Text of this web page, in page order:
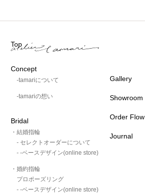
Top
Concept
-tamariについて
-tamariの想い
Bridal
・結婚指輪
- セレクトオーダーについて
- -ベースデザイン(online store)
・婚約指輪
プロポーズリング
- -ベースデザイン(online store)
Gallery
Showroom
Order Flow
Journal